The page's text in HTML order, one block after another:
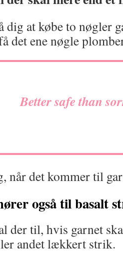
dig at købe to nøgler
det ene nøgle
Better safe than
når det kommer til
også til basalt
der til, hvis garnet
andet lækkert strik.